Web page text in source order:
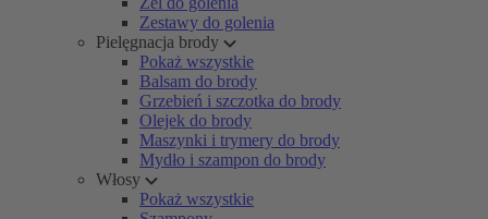
Zestawy do golenia
Pielęgnacja brody
Pokaż wszystkie
Balsam do brody
Grzebień i szczotka do brody
Olejek do brody
Maszynki i trymery do brody
Mydło i szampon do brody
Włosy
Pokaż wszystkie